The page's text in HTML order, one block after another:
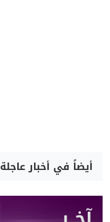
أيضاً في أخبار عاجلة